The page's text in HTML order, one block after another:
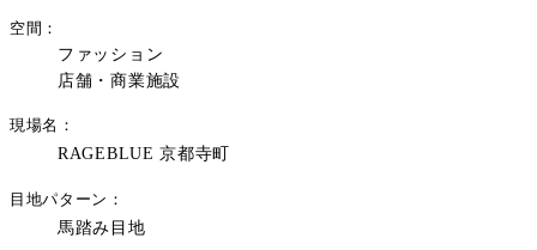
空間
ファッション
店舗・商業施設
現場名
RAGEBLUE 京都寺町
目地パターン
馬踏み目地